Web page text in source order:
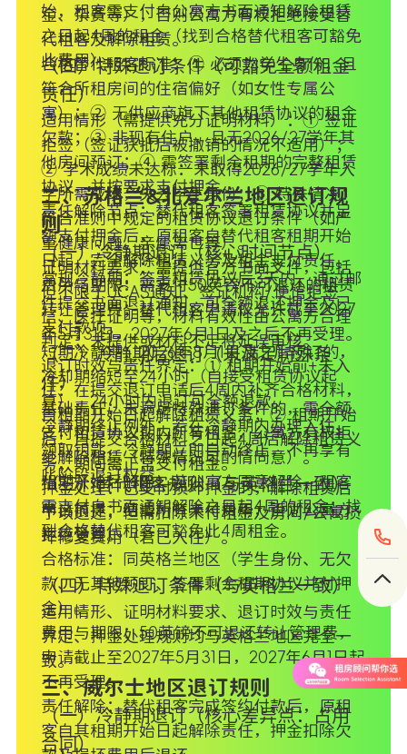
始，租客需支付自公寓方书面通知解除租赁
之日起4周的租金（找到合格替代租客可豁免
此费用）。
金、杂费等），否则公寓方有权拒绝接受替
代租客及解除租赁。
合格替代租客标准：① 必须为学生身份，且
符合所租房间的住宿偏好（如女性专属公
寓）；② 无供应商旗下其他租赁协议的租金
欠款；③ 非现有住户，且无2026/27学年其
他房间预订；④ 需签署剩余租期的完整租赁
协议，并按要求支付押金。
责任解除节点：替代租客签署租赁协议并足
额支付押金后，原租客自替代租客租期开始
日起，完全解除租赁义务及租金支付责任。
费用与期限：需支付50英镑不可退还的租赁
转让管理费；替代租客申请仅允许截至2027
年5月31日，2027年6月1日及之后不再受理。
（四）特殊退订条件（可豁免全额租金
责任）
适用情形（需提供充分证明材料）：① 签证
拒签（签证获批后被撤销的情况不适用）；
② 学术成绩未达标：未取得2026/27学年入
学所需成绩，失去学生身份；③ 特殊情况：
符合准则中规定的租赁协议退订条件（如严
重健康问题、亲属离世等）。
证明材料要求：需提供官方书面文件，包括
但不限于UCAS通知、签证机构/使馆拒签
信、医疗证明等，材料有效性由公寓方合理
判定；未提供或材料不足将延误审核。
退订时效与责任界定：① 租期开始前+未入
住：在提交退订申请后4周内补齐合格材料，
自租期开始日起解除租赁义务；② 租期开始
后：自提交合格材料之日起4周后解除租赁义
务，期间需正常支付租金。
押金处理：已支付损坏押金的，解除租赁后
予以退还，但需扣除未付租金及房间/公寓损
坏修复费用（若已入住）。
二、苏格兰&北爱尔兰地区退订规
则
（一）冷静期退订（核心时间节点）
常规冷静期：签署租赁协议后3天内，通过邮
件提交书面退订通知，可全额退还押金及已
支付款项。
短期冷静期：2026年8月1日及之后预订的，
冷却期缩短至24小时（自接受租赁协议起
算），24小时内退订可全额退款。
冷静期终止例外：若在冷静期内办理入住、
领取钥匙，冷静期立即自动终止，不再享有
此阶段退订权益。
（二）冷静期后退订（未满足特殊条
件）
基础责任：未满足特殊退订条件的，需全额
支付租赁协议期内所有租金，公寓方有权拒
绝解除租赁（特殊情况可酌情同意）。
租期开始后解除：若公寓方同意解除，租客
需支付自书面通知解除之日起4周的租金；找
到合格替代租客可豁免此4周租金。
（三）替代租客规则（与英格兰一致）
申请前提：结清所有未付费用，否则公寓方
拒绝受理。
合格标准：同英格兰地区（学生身份、无欠
款、无其他预订、签署剩余租期协议并付押
金）。
费用与期限：50英镑不可退还转让管理费，
申请截止至2027年5月31日，2027年6月1日起
不再受理。
责任解除：替代租客完成签约付款后，原租
客自其租期开始日起解除责任，押金扣除欠
（四）特殊退订条件（与英格兰一致）
适用情形、证明材料要求、退订时效与责任
界定、押金处理规则均与英格兰地区完全一
致。
三、威尔士地区退订规则
（一）冷静期退订（核心差异点：占用
合同）